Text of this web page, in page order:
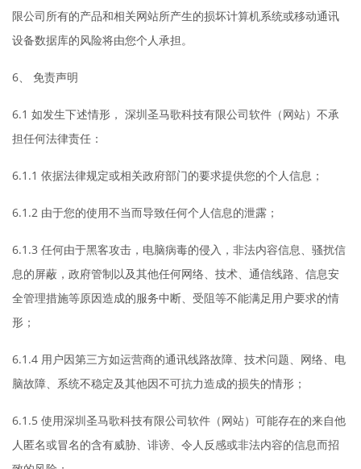
限公司所有的产品和相关网站所产生的损坏计算机系统或移动通讯
设备数据库的风险将由您个人承担。
6、 免责声明
6.1 如发生下述情形， 深圳圣马歌科技有限公司软件（网站）不承
担任何法律责任：
6.1.1 依据法律规定或相关政府部门的要求提供您的个人信息；
6.1.2 由于您的使用不当而导致任何个人信息的泄露；
6.1.3 任何由于黑客攻击，电脑病毒的侵入，非法内容信息、骚扰信
息的屏蔽，政府管制以及其他任何网络、技术、通信线路、信息安
全管理措施等原因造成的服务中断、受阻等不能满足用户要求的情
形；
6.1.4 用户因第三方如运营商的通讯线路故障、技术问题、网络、电
脑故障、系统不稳定及其他因不可抗力造成的损失的情形；
6.1.5 使用深圳圣马歌科技有限公司软件（网站）可能存在的来自他
人匿名或冒名的含有威胁、诽谤、令人反感或非法内容的信息而招